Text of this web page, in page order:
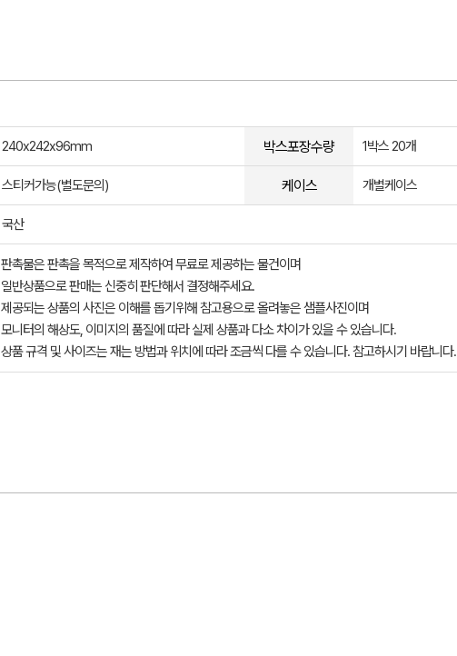
240x242x96mm 박스포장수량 1박스 20개
스티커가능(별도문의) 케이스 개별케이스
국산
판촉물은 판촉을 목적으로 제작하여 무료로 제공하는 물건이며
일반상품으로 판매는 신중히 판단해서 결정해주세요.
제공되는 상품의 사진은 이해를 돕기위해 참고용으로 올려놓은 샘플사진이며
모니터의 해상도, 이미지의 품질에 따라 실제 상품과 다소 차이가 있을 수 있습니다.
상품 규격 및 사이즈는 재는 방법과 위치에 따라 조금씩 다를 수 있습니다. 참고하시기 바랍니다.